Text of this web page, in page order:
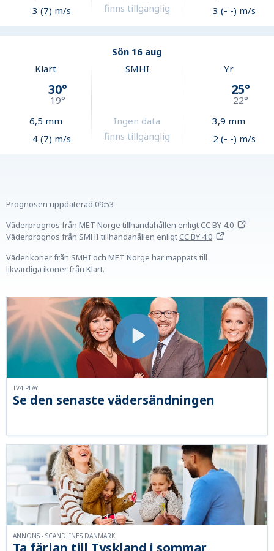
3 (7) m/s
finns tillgänglig
3 (- -) m/s
Sön 16 aug
Klart
30°
19°
6,5 mm
4 (7) m/s
SMHI
Ingen data
finns tillgänglig
Yr
25°
22°
3,9 mm
2 (- -) m/s
Prognosen uppdaterad 09:53
Väderprognos från MET Norge tillhandahållen enligtCC BY 4.0
Väderprognos från SMHI tillhandahållen enligtCC BY 4.0
Väderikoner från SMHI och MET Norge har mappats till
likvärdiga ikoner från Klart.
Se den senaste vädersändningen
TV4 PLAY
ANNONS - SCANDLINES DANMARK